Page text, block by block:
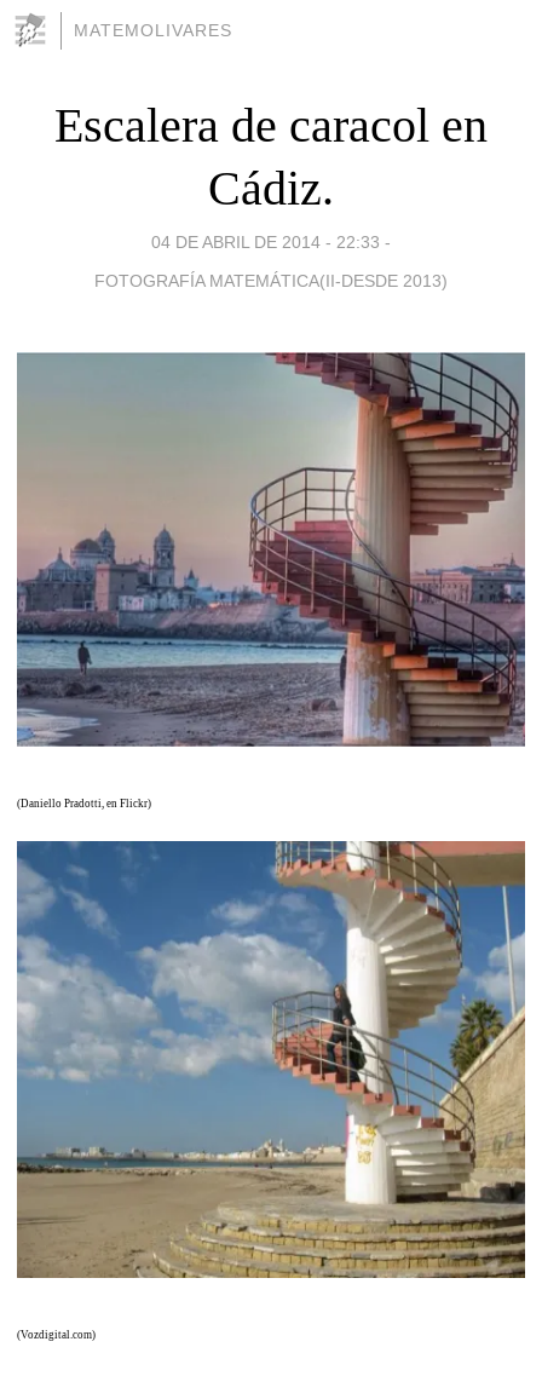
MATEMOLIVARES
Escalera de caracol en
Cádiz.
04 DE ABRIL DE 2014 - 22:33 -
FOTOGRAFÍA MATEMÁTICA(II-DESDE 2013)
(Daniello Pradotti, en Flickr)
(Vozdigital.com)